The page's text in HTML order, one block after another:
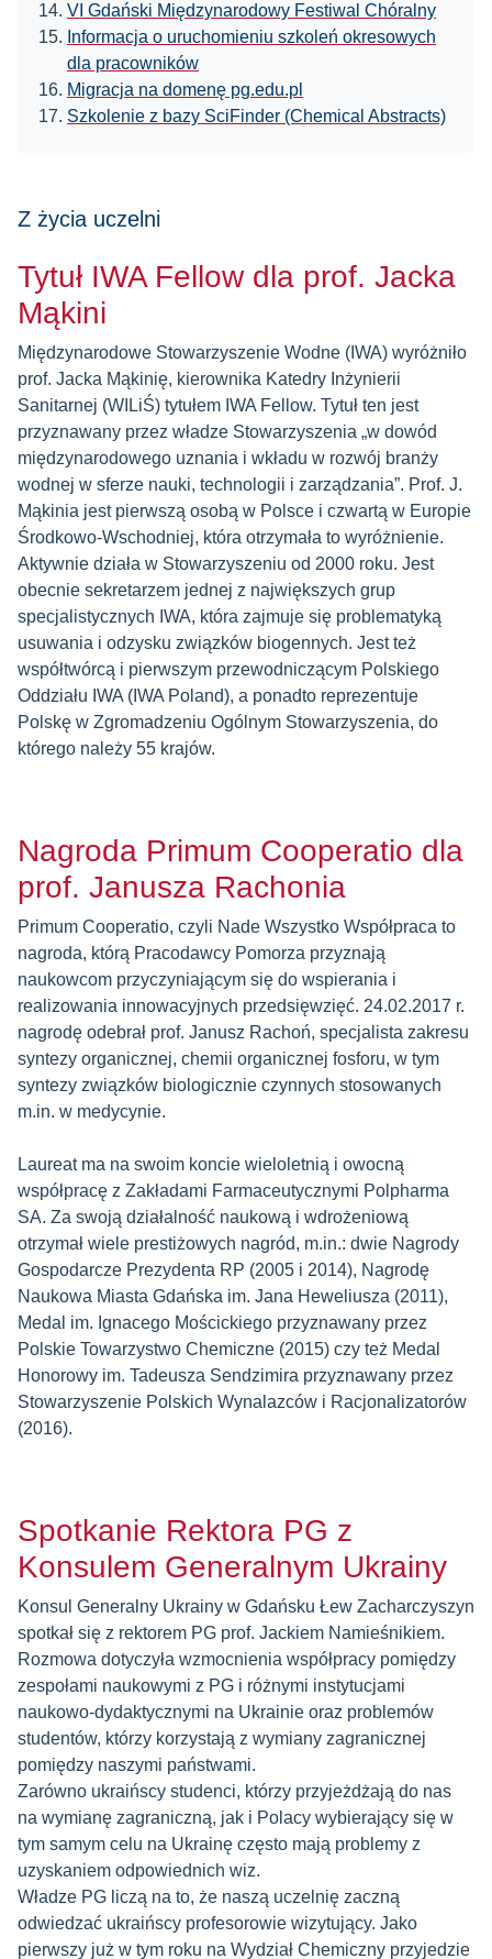
VI Gdański Międzynarodowy Festiwal Chóralny
Informacja o uruchomieniu szkoleń okresowych
dla pracowników
Migracja na domenę pg.edu.pl
Szkolenie z bazy SciFinder (Chemical Abstracts)
Z życia uczelni
Tytuł IWA Fellow dla prof. Jacka
Mąkini
Międzynarodowe Stowarzyszenie Wodne (IWA) wyróżniło
prof. Jacka Mąkinię, kierownika Katedry Inżynierii
Sanitarnej (WILiŚ) tytułem IWA Fellow. Tytuł ten jest
przyznawany przez władze Stowarzyszenia „w dowód
międzynarodowego uznania i wkładu w rozwój branży
wodnej w sferze nauki, technologii i zarządzania”. Prof. J.
Mąkinia jest pierwszą osobą w Polsce i czwartą w Europie
Środkowo-Wschodniej, która otrzymała to wyróżnienie.
Aktywnie działa w Stowarzyszeniu od 2000 roku. Jest
obecnie sekretarzem jednej z największych grup
specjalistycznych IWA, która zajmuje się problematyką
usuwania i odzysku związków biogennych. Jest też
współtwórcą i pierwszym przewodniczącym Polskiego
Oddziału IWA (IWA Poland), a ponadto reprezentuje
Polskę w Zgromadzeniu Ogólnym Stowarzyszenia, do
którego należy 55 krajów.
Nagroda Primum Cooperatio dla
prof. Janusza Rachonia
Primum Cooperatio, czyli Nade Wszystko Współpraca to
nagroda, którą Pracodawcy Pomorza przyznają
naukowcom przyczyniającym się do wspierania i
realizowania innowacyjnych przedsięwzięć. 24.02.2017 r.
nagrodę odebrał prof. Janusz Rachoń, specjalista zakresu
syntezy organicznej, chemii organicznej fosforu, w tym
syntezy związków biologicznie czynnych stosowanych
m.in. w medycynie.
Laureat ma na swoim koncie wieloletnią i owocną
współpracę z Zakładami Farmaceutycznymi Polpharma
SA. Za swoją działalność naukową i wdrożeniową
otrzymał wiele prestiżowych nagród, m.in.: dwie Nagrody
Gospodarcze Prezydenta RP (2005 i 2014), Nagrodę
Naukowa Miasta Gdańska im. Jana Heweliusza (2011),
Medal im. Ignacego Mościckiego przyznawany przez
Polskie Towarzystwo Chemiczne (2015) czy też Medal
Honorowy im. Tadeusza Sendzimira przyznawany przez
Stowarzyszenie Polskich Wynalazców i Racjonalizatorów
(2016).
Spotkanie Rektora PG z
Konsulem Generalnym Ukrainy
Konsul Generalny Ukrainy w Gdańsku Łew Zacharczyszyn
spotkał się z rektorem PG prof. Jackiem Namieśnikiem.
Rozmowa dotyczyła wzmocnienia współpracy pomiędzy
zespołami naukowymi z PG i różnymi instytucjami
naukowo-dydaktycznymi na Ukrainie oraz problemów
studentów, którzy korzystają z wymiany zagranicznej
pomiędzy naszymi państwami.
Zarówno ukraińscy studenci, którzy przyjeżdżają do nas
na wymianę zagraniczną, jak i Polacy wybierający się w
tym samym celu na Ukrainę często mają problemy z
uzyskaniem odpowiednich wiz.
Władze PG liczą na to, że naszą uczelnię zaczną
odwiedzać ukraińscy profesorowie wizytujący. Jako
pierwszy już w tym roku na Wydział Chemiczny przyjedzie